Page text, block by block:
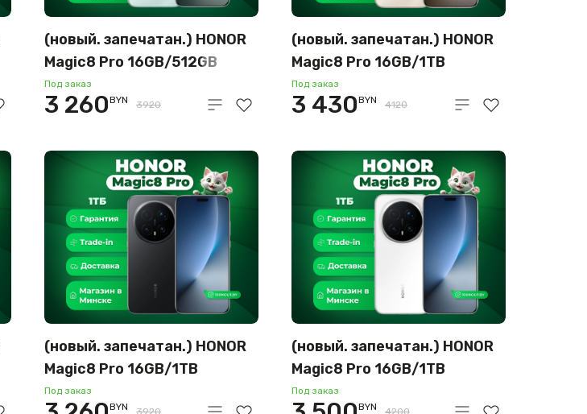
(новый. запечатан.) HONOR
Magic8 Pro 16GB/512GB
международная версия
(небесная лазурь)
Под заказ
3 260BYN 3920
(новый. запечатан.) HONOR
Magic8 Pro 16GB/1TB
международная версия
(золотой рассвет)
Под заказ
3 430BYN 4120
(новый. запечатан.) HONOR
Magic8 Pro 16GB/1TB
международная версия
Под заказ
BYN 3920
(новый. запечатан.) HONOR
Magic8 Pro 16GB/1TB
международная версия
Под заказ
BYN 4200